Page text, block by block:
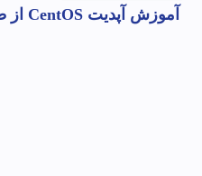
آموزش آپدیت CentOS از طریق SSH